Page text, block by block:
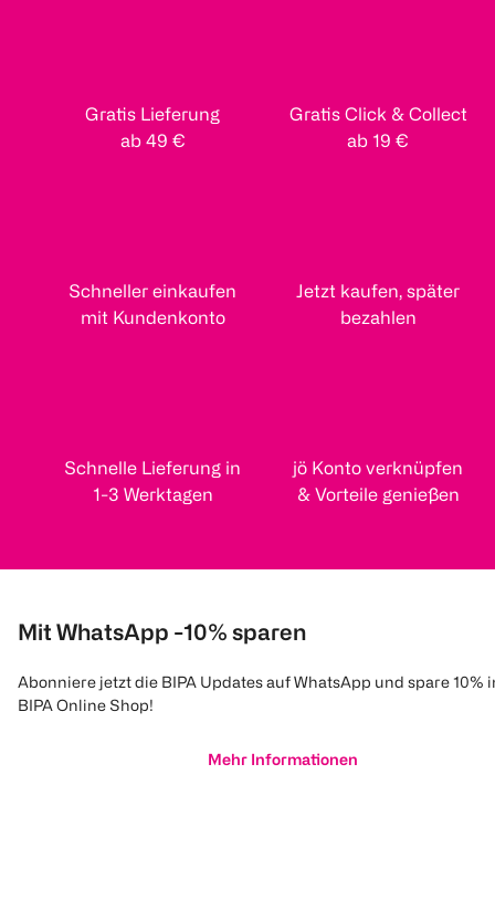
Gratis Lieferung
ab 49 €
Gratis Click & Collect
ab 19 €
Schneller einkaufen
mit Kundenkonto
Jetzt kaufen, später
bezahlen
Schnelle Lieferung in
1-3 Werktagen
jö Konto verknüpfen
& Vorteile genießen
Mit WhatsApp -10% sparen
Abonniere jetzt die BIPA Updates auf WhatsApp und spare 10%
BIPA Online Shop!
Mehr Informationen